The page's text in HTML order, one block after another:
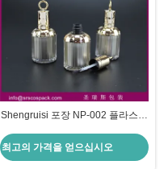
Shengruisi 포장 NP-002 플라스틱
최고의 가격을 얻으십시오